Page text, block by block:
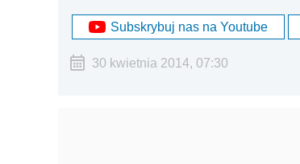
Subskrybuj nas na Youtube
30 kwietnia 2014, 07:30